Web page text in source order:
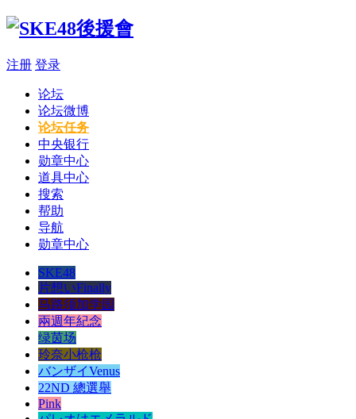
注册 登录
论坛
论坛微博
论坛任务
中央银行
勋章中心
道具中心
搜索
帮助
导航
勋章中心
SKE48
片想いFinally
马路须加学园
兩週年紀念
绿茵场
玲奈小枪枪
バンザイVenus
22ND 總選舉
Pink